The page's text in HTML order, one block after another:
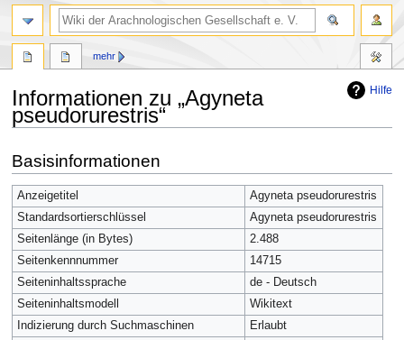
Hilfe
Informationen zu „Agyneta
pseudorurestris“
Navigation
springen
Suche
springen
Basisinformationen
Anzeigetitel
Agyneta pseudorurestris
Standardsortierschlüssel
Agyneta pseudorurestris
Seitenlänge (in Bytes)
2.488
Seitenkennnummer
14715
Seiteninhaltssprache
de - Deutsch
Seiteninhaltsmodell
Wikitext
Indizierung durch Suchmaschinen
Erlaubt
mehr